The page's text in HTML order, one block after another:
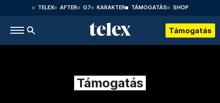
TELEX AFTER G7 KARAKTER TÁMOGATÁS SHOP
Támogatás
Támogatás